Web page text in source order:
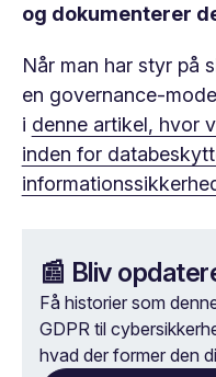
og dokumenterer
Når man har styr på
en governance-
i denne artikel, hvor
inden for
📰 Bliv
Få historier som
GDPR til
hvad der former den